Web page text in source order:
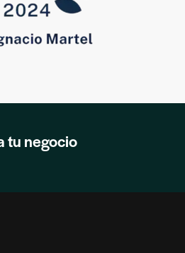
tu negocio